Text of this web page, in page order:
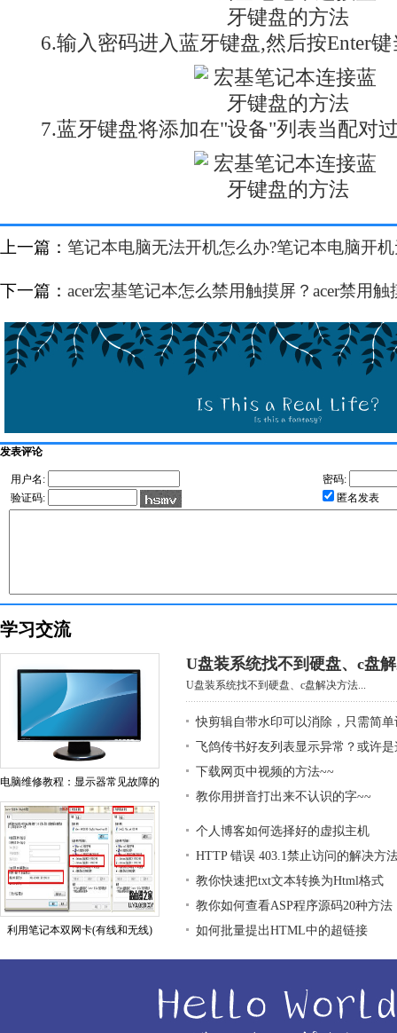
6.输入密码进入蓝牙键盘,然后按Enter键
7.蓝牙键盘将添加在"设备"列表当配对
上一篇： 笔记本电脑无法开机怎么办?笔记本电脑开
下一篇： acer宏基笔记本怎么禁用触摸屏？acer禁用
发表评论
用户名:
密码:
验证码:
匿名发表
学习交流
电脑维修教程：显示器常见故障的
利用笔记本双网卡(有线和无线)
U盘装系统找不到硬盘、c盘
U盘装系统找不到硬盘、c盘解决方法...
快剪辑自带水印可以消除，只需简单
飞鸽传书好友列表显示异常？或许
下载网页中视频的方法~~
教你用拼音打出来不认识的字~~
个人博客如何选择好的虚拟主机
HTTP 错误 403.1禁止访问的解决方
教你快速把txt文本转换为Html格式
教你如何查看ASP程序源码20种方法
如何批量提出HTML中的超链接